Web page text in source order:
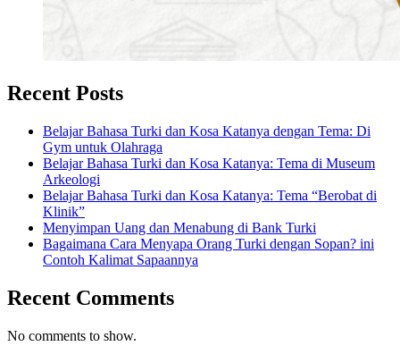
Recent Posts
Belajar Bahasa Turki dan Kosa Katanya dengan Tema: Di
Gym untuk Olahraga
Belajar Bahasa Turki dan Kosa Katanya: Tema di Museum
Arkeologi
Belajar Bahasa Turki dan Kosa Katanya: Tema “Berobat di
Klinik”
Menyimpan Uang dan Menabung di Bank Turki
Bagaimana Cara Menyapa Orang Turki dengan Sopan? ini
Contoh Kalimat Sapaannya
Recent Comments
No comments to show.